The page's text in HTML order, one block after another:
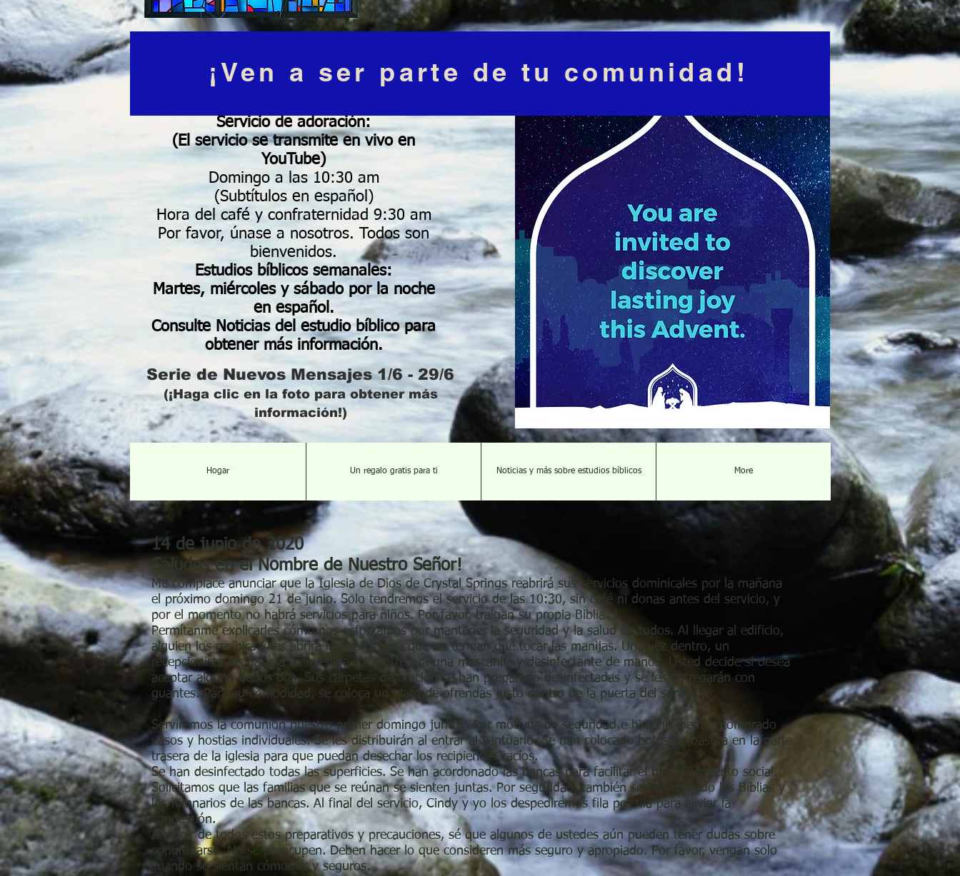
Servicio de adoración:
(El servicio se transmite en vivo en
YouTube)
Domingo a las 10:30 am
(Subtítulos en español)
Hora del café y confraternidad 9:30 am
Por favor, únase a nosotros. Todos son
bienvenidos.
Estudios bíblicos semanales:
Martes, miércoles y sábado por la noche
en español.
Consulte Noticias del estudio bíblico para
obtener más información.
Serie de Nuevos Mensajes 1/6 - 29/6
(¡Haga clic en la foto para obtener más
información!)
¡Ven a ser parte de tu comunidad!
Hogar Un regalo gratis para ti Noticias y más sobre estudios bíblicos More
14 de junio de 2020
Saludos en el Nombre de Nuestro Señor!
Me complace anunciar que la Iglesia de Dios de Crystal Springs reabrirá sus servicios dominicales por la mañana
el próximo domingo 21 de junio. Solo tendremos el servicio de las 10:30, sin café ni donas antes del servicio, y
por el momento no habrá servicios para niños. Por favor, traigan su propia Biblia.
Permítanme explicarles cómo nos esforzamos por mantener la seguridad y la salud de todos. Al llegar al edificio,
alguien los recibirá y les abrirá la puerta para que no tengan que tocar las manijas. Una vez dentro, un
recepcionista les dará la bienvenida y les ofrecerá una mascarilla y desinfectante de manos. Usted decide si desea
aceptar alguno de los dos. Sus carpetas de oración se han preparado desinfectadas y se les entregarán con
guantes. Para su comodidad, se coloca un plato de ofrendas justo dentro de la puerta del santuario.
Serviremos la comunión nuestro primer domingo juntos. Por motivos de seguridad e higiene, hemos comprado
vasos y hostias individuales. Se les distribuirán al entrar al santuario. Se han colocado botes de basura en la parte
trasera de la iglesia para que puedan desechar los recipientes vacíos.
Se han desinfectado todas las superficies. Se han acordonado las bancas para facilitar el distanciamiento social.
Solicitamos que las familias que se reúnan se sienten juntas. Por seguridad, también se han retirado las Biblias y
los himnarios de las bancas. Al final del servicio, Cindy y yo los despediremos fila por fila para aliviar la
congestión.
A pesar de todos estos preparativos y precauciones, sé que algunos de ustedes aún pueden tener dudas sobre
congregarse. No se preocupen. Deben hacer lo que consideren más seguro y apropiado. Por favor, vengan solo
cuando se sientan cómodos y seguros.